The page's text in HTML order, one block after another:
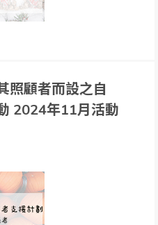
照顧者而設之自
2024年11月活動